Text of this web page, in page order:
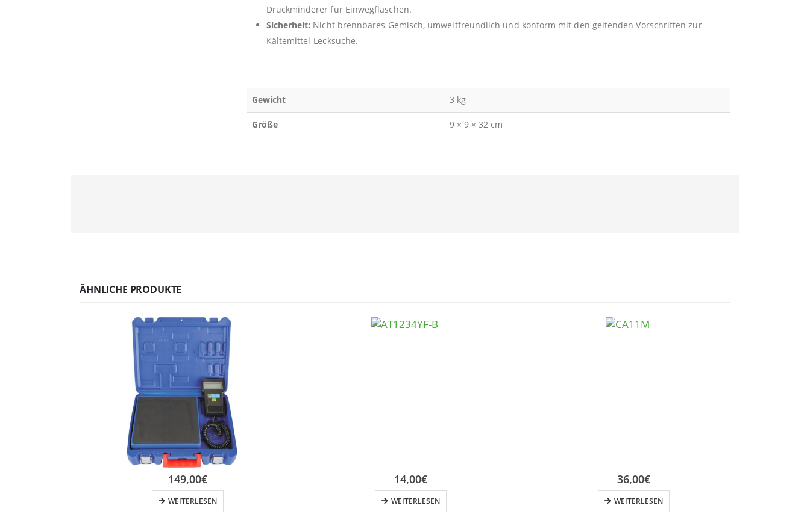
Druckminderer für Einwegflaschen.
Sicherheit: Nicht brennbares Gemisch, umweltfreundlich und konform mit den geltenden Vorschriften zur
Kältemittel-Lecksuche.
Gewicht 3 kg
Größe 9 × 9 × 32 cm
ÄHNLICHE PRODUKTE
149,00€
WEITERLESEN
14,00€
WEITERLESEN
36,00€
WEITERLESEN